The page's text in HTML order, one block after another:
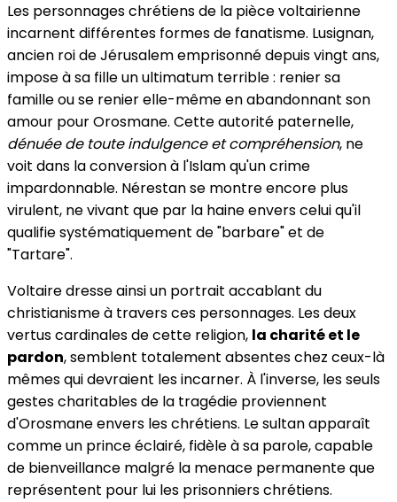
Les personnages chrétiens de la pièce voltairienne
incarnent différentes formes de fanatisme. Lusignan,
ancien roi de Jérusalem emprisonné depuis vingt ans,
impose à sa fille un ultimatum terrible : renier sa
famille ou se renier elle-même en abandonnant son
amour pour Orosmane. Cette autorité paternelle,
dénuée de toute indulgence et compréhension, ne
voit dans la conversion à l'Islam qu'un crime
impardonnable. Nérestan se montre encore plus
virulent, ne vivant que par la haine envers celui qu'il
qualifie systématiquement de "barbare" et de
"Tartare".
Voltaire dresse ainsi un portrait accablant du
christianisme à travers ces personnages. Les deux
vertus cardinales de cette religion, la charité et le
pardon, semblent totalement absentes chez ceux-là
mêmes qui devraient les incarner. À l'inverse, les seuls
gestes charitables de la tragédie proviennent
d'Orosmane envers les chrétiens. Le sultan apparaît
comme un prince éclairé, fidèle à sa parole, capable
de bienveillance malgré la menace permanente que
représentent pour lui les prisonniers chrétiens.